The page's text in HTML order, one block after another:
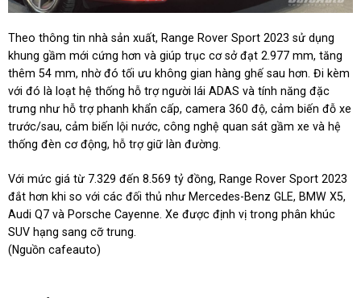
Theo thông tin nhà sản xuất, Range Rover Sport 2023 sử dụng
khung gầm mới cứng hơn và giúp trục cơ sở đạt 2.977 mm, tăng
thêm 54 mm, nhờ đó tối ưu không gian hàng ghế sau hơn. Đi kèm
với đó là loạt hệ thống hỗ trợ người lái ADAS và tính năng đặc
trưng như hỗ trợ phanh khẩn cấp, camera 360 độ, cảm biến đỗ xe
trước/sau, cảm biến lội nước, công nghệ quan sát gầm xe và hệ
thống đèn cơ động, hỗ trợ giữ làn đường.
Với mức giá từ 7.329 đến 8.569 tỷ đồng, Range Rover Sport 2023
đắt hơn khi so với các đối thủ như Mercedes-Benz GLE, BMW X5,
Audi Q7 và Porsche Cayenne. Xe được định vị trong phân khúc
SUV hạng sang cỡ trung.
(Nguồn cafeauto)